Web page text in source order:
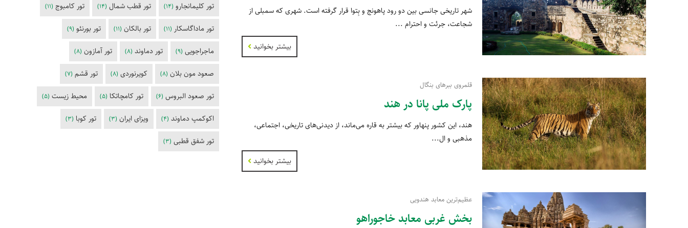
شهر تاریخی جانسی بین دو رود پاهونج و بِتوا قرار گرفته است. شهری که سمبلی از
شجاعت، جرئت و احترام ...
بیشتر بخوانید
قلمروی ببرهای بنگال
پارک ملی پانا در هند
هند، این کشور پنهاور که بیشتر به قاره می‌ماند، از دیدنی‌های تاریخی، اجتماعی،
مذهبی و ال...
بیشتر بخوانید
عظیم‌ترین معابد هندویی
بخش غربی معابد خاجوراهو
تور کلیمانجارو (14) تور قطب شمال (14) تور کامبوج (11)
تور ماداگاسکار (11) تور بالکان (11) تور بورنئو (9)
ماجراجویی (9) تور دماوند (8) تور آمازون (8)
صعود مون بلان (8) کویرنوردی (8) تور قشم (7)
تور صعود البروس (6) تور کامچاتکا (5) محیط زیست (5)
اکوکمپ دماوند (4) ویزای ایران (3) تور کوبا (3)
تور شفق قطبی (3)